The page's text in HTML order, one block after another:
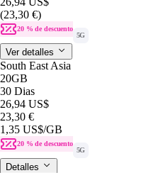
(23,30 €)
20 % de descuento
5G
Ver detalles
South East Asia
20GB
30 Dias
26,94 US$
23,30 €
1,35 US$/GB
20 % de descuento
5G
Detalles